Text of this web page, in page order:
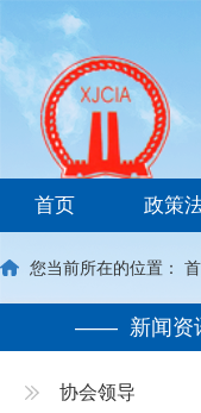
首页 政策
您当前所在的位置：
—— 新闻
协会领导